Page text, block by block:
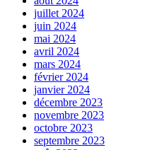
juillet 2024
juin 2024
mai 2024
avril 2024
mars 2024
février 2024
janvier 2024
décembre 2023
novembre 2023
octobre 2023
septembre 2023